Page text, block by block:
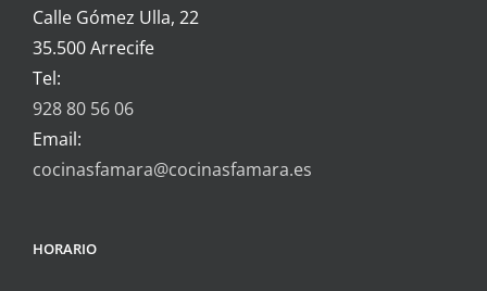
Calle Gómez Ulla, 22
35.500 Arrecife
Tel:
928 80 56 06
Email:
cocinasfamara@cocinasfamara.es
HORARIO